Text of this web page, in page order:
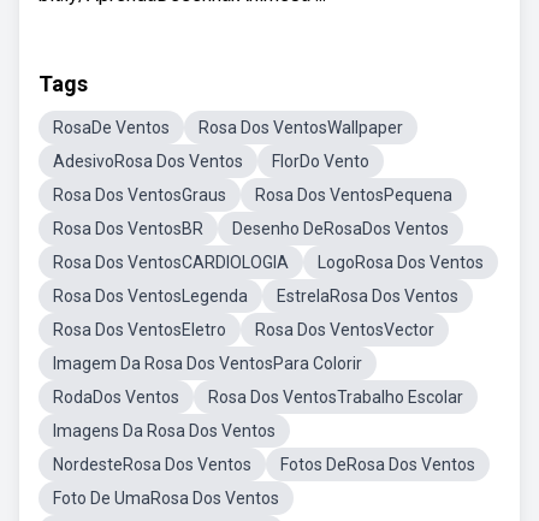
Tags
RosaDe Ventos
Rosa Dos VentosWallpaper
AdesivoRosa Dos Ventos
FlorDo Vento
Rosa Dos VentosGraus
Rosa Dos VentosPequena
Rosa Dos VentosBR
Desenho DeRosaDos Ventos
Rosa Dos VentosCARDIOLOGIA
LogoRosa Dos Ventos
Rosa Dos VentosLegenda
EstrelaRosa Dos Ventos
Rosa Dos VentosEletro
Rosa Dos VentosVector
Imagem Da Rosa Dos VentosPara Colorir
RodaDos Ventos
Rosa Dos VentosTrabalho Escolar
Imagens Da Rosa Dos Ventos
NordesteRosa Dos Ventos
Fotos DeRosa Dos Ventos
Foto De UmaRosa Dos Ventos